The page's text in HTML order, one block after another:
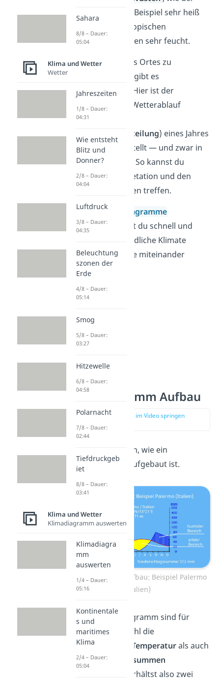
Sahara, ist es zum Beispiel sehr heiß
und trocken, im tropischen
Regenwald hingegen sehr feucht.
Um das Klima eines Ortes zu
veranschaulichen, gibt es
Klimadiagramme. Hier ist der
durchschnittliche Wetterablauf
(
Temperatur und
Niederschlagsverteilung) eines Jahres
an einem Ort darstellt — und zwar in
graphischer Form. So kannst du
Aussagen zur Vegetation und den
Lebensbedingungen treffen.
Indem du Klima
diagramme
auswertest, kannst du schnell und
einfach unterschiedliche Klimate
verschiedener Orte miteinander
vergleichen.
Klimadiagramm Aufbau
zur Stelle im Video springen
Schauen wir uns an, wie ein
Klimadiagramm aufgebaut ist.
Klimadiagramm Aufbau: Beispiel Palermo
(Italien)
In einem Klimadiagramm sind für
jeden Monat sowohl die
durchschnittliche
Temperaturals auch
dieNiederschlagssummen
aufgetragen. Du erhältst also zwei
Sahara
8/8 – Dauer:
05:04
Klima und Wetter
Wetter
Jahreszeiten
1/8 – Dauer:
04:31
Wie entsteht
Blitz und
Donner?
2/8 – Dauer:
04:04
Luftdruck
3/8 – Dauer:
04:35
Beleuchtung
szonen der
Erde
4/8 – Dauer:
05:14
Smog
5/8 – Dauer:
03:27
Hitzewelle
6/8 – Dauer:
04:58
Polarnacht
7/8 – Dauer:
02:44
Tiefdruckgeb
iet
8/8 – Dauer:
03:41
Klima und Wetter
Klimadiagramm auswerten
Klimadiagra
mm
auswerten
1/4 – Dauer:
05:16
Kontinentale
s und
maritimes
Klima
2/4 – Dauer:
05:04